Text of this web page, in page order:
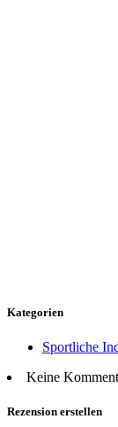
Kategorien
Sportliche
Keine
Rezension erstellen